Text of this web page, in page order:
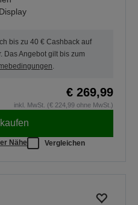
bis zu 40 € Cashback auf
Das Angebot gilt bis zum
.
€ 269,99
inkl. MwSt. (€ 224,99 ohne MwSt.)
Nähe Vergleichen